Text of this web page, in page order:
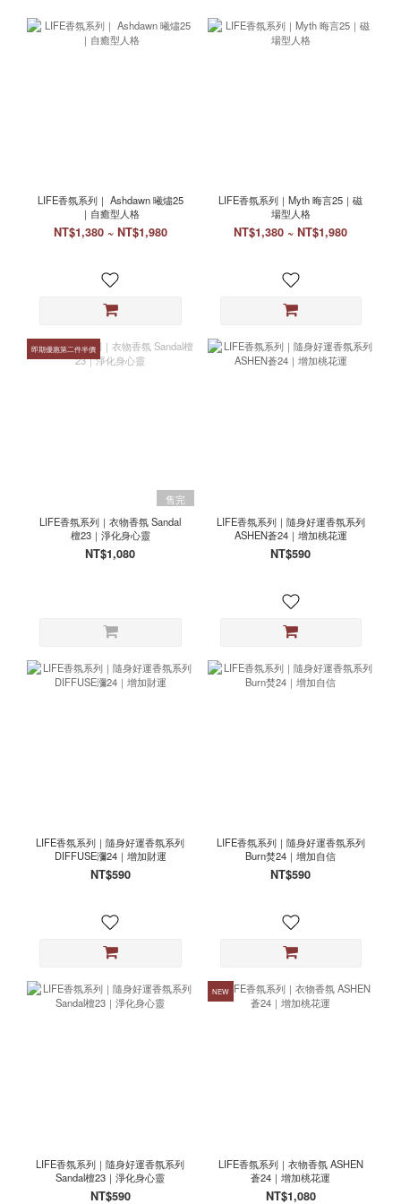
LIFE香氛系列｜ Ashdawn 曦燼25
｜自癒型人格
NT$1,380 ~ NT$1,980
LIFE香氛系列｜Myth 晦言25｜磁
場型人格
NT$1,380 ~ NT$1,980
即期優惠第二件半價
售完
LIFE香氛系列｜衣物香氛 Sandal
檀23｜淨化身心靈
NT$1,080
LIFE香氛系列｜隨身好運香氛系列
ASHEN蒼24｜增加桃花運
NT$590
LIFE香氛系列｜隨身好運香氛系列
DIFFUSE瀰24｜增加財運
NT$590
LIFE香氛系列｜隨身好運香氛系列
Burn焚24｜增加自信
NT$590
LIFE香氛系列｜隨身好運香氛系列
Sandal檀23｜淨化身心靈
NT$590
NEW
LIFE香氛系列｜衣物香氛 ASHEN
蒼24｜增加桃花運
NT$1,080